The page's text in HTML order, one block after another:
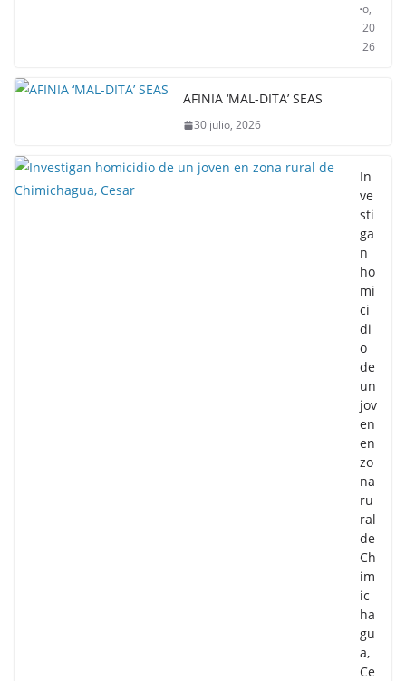
o,
20
26
AFINIA ‘MAL-DITA’ SEAS
30 julio, 2026
In
ve
sti
ga
n
ho
mi
ci
di
o
de
un
jov
en
en
zo
na
ru
ral
de
Ch
im
ic
ha
gu
a,
Ce